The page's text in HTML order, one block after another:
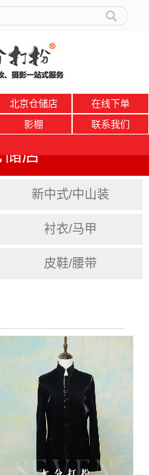
北京仓储店
在线下单
影棚
联系我们
店
新中式/中山装
衬衣/马甲
皮鞋/腰带